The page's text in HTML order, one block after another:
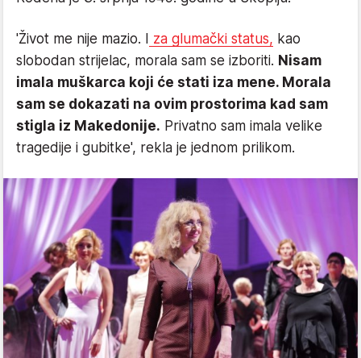
'Život me nije mazio. I za glumački status, kao
slobodan strijelac, morala sam se izboriti. Nisam
imala muškarca koji će stati iza mene. Morala
sam se dokazati na ovim prostorima kad sam
stigla iz Makedonije. Privatno sam imala velike
tragedije i gubitke', rekla je jednom prilikom.